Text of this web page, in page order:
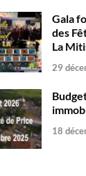
Gala
des
La
29
18